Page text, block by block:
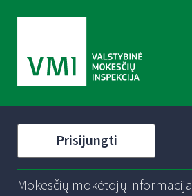
Prisijungti
Mokesčių mokėtojų informacija